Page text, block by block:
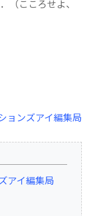
（こころせよ、
ョンズアイ編集局
アイ編集局